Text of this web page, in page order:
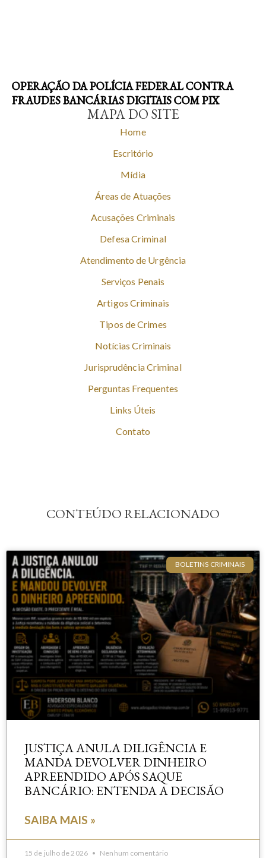
OPERAÇÃO DA POLÍCIA FEDERAL CONTRA
FRAUDES BANCÁRIAS DIGITAIS COM PIX
MAPA DO SITE
Home
Escritório
Mídia
Áreas de Atuações
Acusações Criminais
Defesa Criminal
Atendimento de Urgência
Serviços Penais
Artigos Criminais
Tipos de Crimes
Notícias Criminais
Jurisprudência Criminal
Perguntas Frequentes
Links Úteis
Contato
CONTEÚDO RELACIONADO
BOLETINS CRIMINAIS
JUSTIÇA ANULA DILIGÊNCIA E
MANDA DEVOLVER DINHEIRO
APREENDIDO APÓS SAQUE
BANCÁRIO: ENTENDA A DECISÃO
SAIBA MAIS »
15 de julho de 2026 Nenhum comentário